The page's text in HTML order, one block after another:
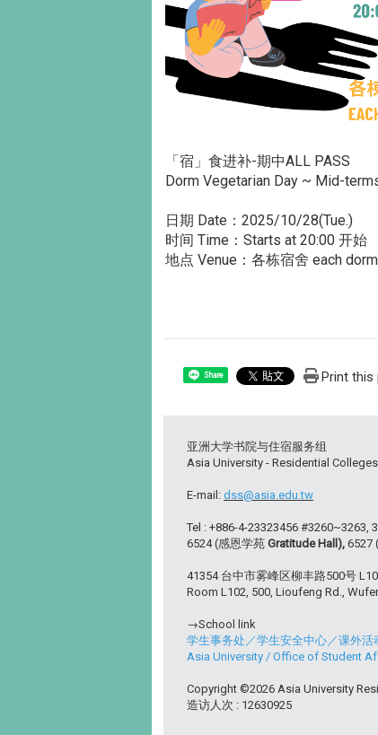
「宿」食进补-期中ALL PASS
Dorm Vegetarian Day ~ Mid-
日期 Date：2025/10/28(Tue.)
时间 Time：Starts at 20:00 开始
地点 Venue：各栋宿舍 each dorm
Share Print this
亚洲大学书院与住宿服务组
Asia University - Residential
E-mail:dss@asia.edu.tw
Tel : +886-4-23323456 #3260~3263,
6524 (感恩学苑Gratitude Hall),6527
41354 台中市雾峰区柳丰路500号
Room L102, 500, Lioufeng Rd.,
→School link
学生事务处 ／学生安全中心 ／课外活
Asia University /Office of Student
Copyright ©2026 Asia University
造访人次 : 12630925